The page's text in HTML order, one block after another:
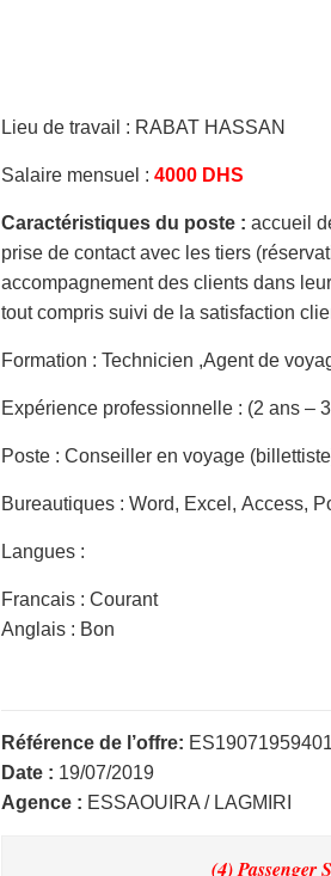
Lieu de travail : RABAT HASSAN
Salaire mensuel : 4000 DHS
Caractéristiques du poste : accueil
prise de contact avec les tiers
accompagnement des clients dans
tout compris suivi de la satisfaction
Formation : Technicien ,Agent de
Expérience professionnelle : (2 ans –
Poste : Conseiller en voyage
Bureautiques : Word, Excel, Access,
Langues :
Francais : Courant
Anglais : Bon
Référence de l’offre:
Date : 19/07/2019
Agence : ESSAOUIRA / LAGMIRI
(4) Passenger